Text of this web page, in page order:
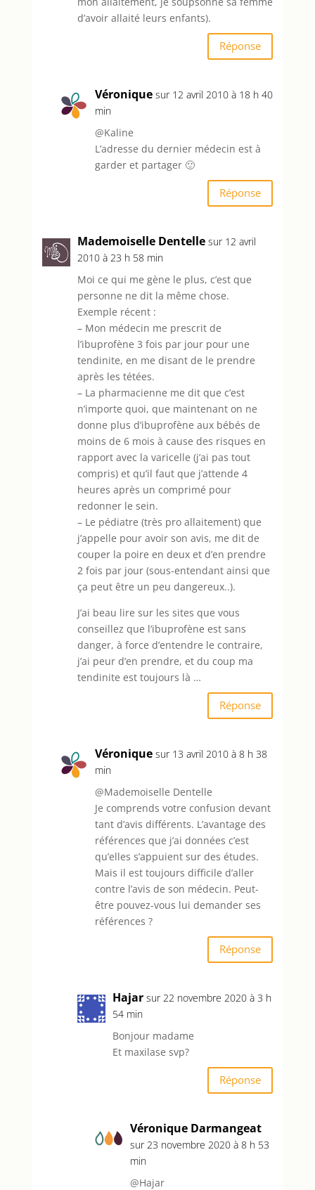
d’avoir allaité leurs enfants).
Réponse
Véronique sur 12 avril 2010 à 18 h 40
min
@Kaline
L’adresse du dernier médecin est à
garder et partager 🙂
Réponse
Mademoiselle Dentelle sur 12 avril
2010 à 23 h 58 min
Moi ce qui me gène le plus, c’est que
personne ne dit la même chose.
Exemple récent :
– Mon médecin me prescrit de
l’ibuprofène 3 fois par jour pour une
tendinite, en me disant de le prendre
après les tétées.
– La pharmacienne me dit que c’est
n’importe quoi, que maintenant on ne
donne plus d’ibuprofène aux bébés de
moins de 6 mois à cause des risques en
rapport avec la varicelle (j’ai pas tout
compris) et qu’il faut que j’attende 4
heures après un comprimé pour
redonner le sein.
– Le pédiatre (très pro allaitement) que
j’appelle pour avoir son avis, me dit de
couper la poire en deux et d’en prendre
2 fois par jour (sous-entendant ainsi que
ça peut être un peu dangereux..).
J’ai beau lire sur les sites que vous
conseillez que l’ibuprofène est sans
danger, à force d’entendre le contraire,
j’ai peur d’en prendre, et du coup ma
tendinite est toujours là …
Réponse
Véronique sur 13 avril 2010 à 8 h 38
min
@Mademoiselle Dentelle
Je comprends votre confusion devant
tant d’avis différents. L’avantage des
références que j’ai données c’est
qu’elles s’appuient sur des études.
Mais il est toujours difficile d’aller
contre l’avis de son médecin. Peut-
être pouvez-vous lui demander ses
références ?
Réponse
Hajar sur 22 novembre 2020 à 3 h
54 min
Bonjour madame
Et maxilase svp?
Réponse
Véronique Darmangeat
sur 23 novembre 2020 à 8 h 53
min
@Hajar